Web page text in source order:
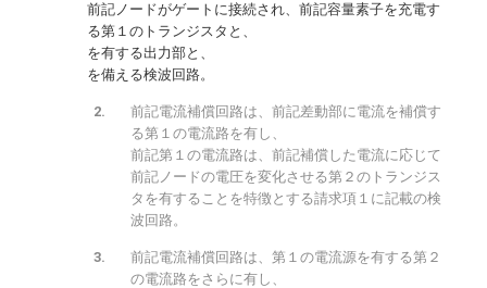
前記ノードがゲートに接続され、前記容量素子を充電す
る第１のトランジスタと、
を有する出力部と、
を備える検波回路。
前記電流補償回路は、前記差動部に電流を補償す
る第１の電流路を有し、
前記第１の電流路は、前記補償した電流に応じて
前記ノードの電圧を変化させる第２のトランジス
タを有することを特徴とする請求項１に記載の検
波回路。
前記電流補償回路は、第１の電流源を有する第２
の電流路をさらに有し、